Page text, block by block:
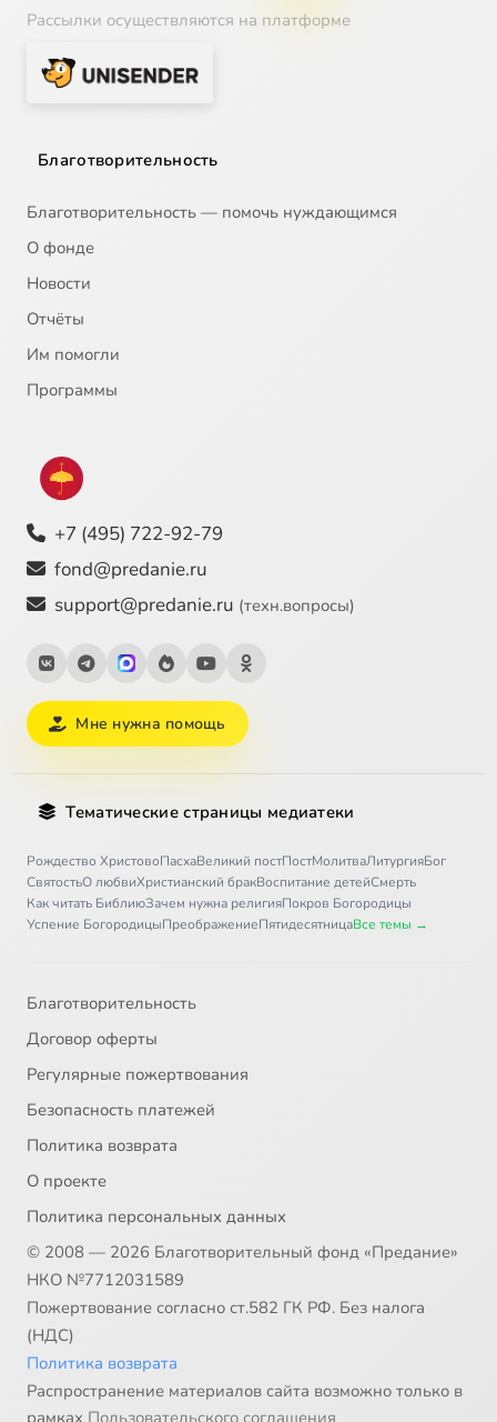
Рассылки осуществляются на платформе
Благотворительность
Благотворительность — помочь нуждающимся
О фонде
Новости
Отчёты
Им помогли
Программы
+7 (495) 722-92-79
fond@predanie.ru
support@predanie.ru (техн.вопросы)
Мне нужна помощь
Тематические страницы медиатеки
Рождество ХристовоПасхаВеликий постПостМолитваЛитургияБог
СвятостьО любвиХристианский бракВоспитание детейСмерть
Как читать БиблиюЗачем нужна религияПокров Богородицы
Успение БогородицыПреображениеПятидесятницаВсе темы →
Благотворительность
Договор оферты
Регулярные пожертвования
Безопасность платежей
Политика возврата
О проекте
Политика персональных данных
© 2008 — 2026 Благотворительный фонд «Предание»
НКО №7712031589
Пожертвование согласно ст.582 ГК РФ. Без налога
(НДС)
Политика возврата
Распространение материалов сайта возможно только в